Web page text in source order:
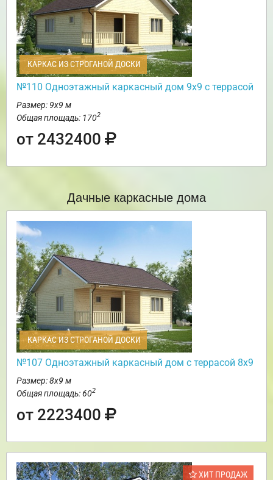
КАРКАС ИЗ СТРОГАНОЙ ДОСКИ
№110 Одноэтажный каркасный дом 9х9 с террасой
Размер: 9х9 м
Общая площадь: 1702
от 2432400
Дачные каркасные дома
КАРКАС ИЗ СТРОГАНОЙ ДОСКИ
№107 Одноэтажный каркасный дом с террасой 8х9
Размер: 8х9 м
Общая площадь: 602
от 2223400
ХИТ ПРОДАЖ